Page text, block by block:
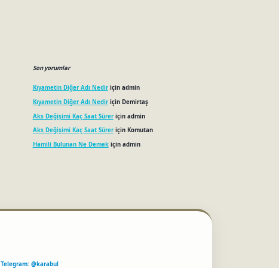
Son yorumlar
Kıyametin Diğer Adı Nediriçin admin
Kıyametin Diğer Adı Nediriçin Demirtaş
Aks Değişimi Kaç Saat Süreriçin admin
Aks Değişimi Kaç Saat Süreriçin Komutan
Hamili Bulunan Ne Demekiçin admin
Telegram: @karabul